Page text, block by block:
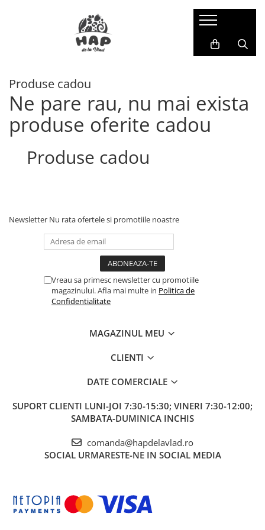
Individuale
Produse cadou
Ne pare rau, nu mai exista
produse oferite cadou
Produse cadou
Newsletter Nu rata ofertele si promotiile noastre
Vreau sa primesc newsletter cu promotiile
magazinului. Afla mai multe in Politica de
Confidentialitate
MAGAZINUL MEU
CLIENTI
DATE COMERCIALE
SUPORT CLIENTI LUNI-JOI 7:30-15:30; VINERI 7:30-12:00;
SAMBATA-DUMINICA INCHIS
comanda@hapdelavlad.ro
SOCIAL URMARESTE-NE IN SOCIAL MEDIA